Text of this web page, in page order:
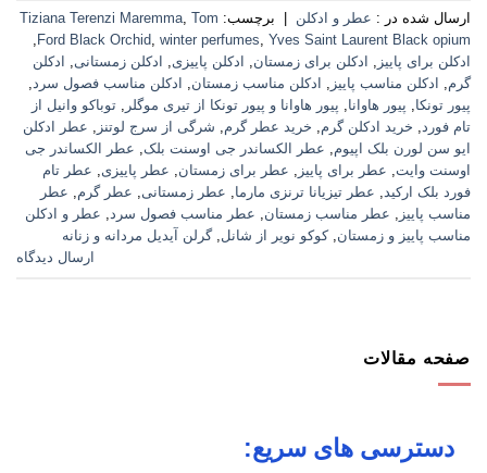
ارسال شده در : عطر و ادکلن برچسب: Tiziana Terenzi Maremma, Tom
Ford Black Orchid, winter perfumes, Yves Saint Laurent Black opium
,
ادکلن برای پاییز , ادکلن برای زمستان, ادکلن پاییزی, ادکلن زمستانی,
ادکلن
گرم, ادکلن مناسب پاییز , ادکلن مناسب زمستان, ادکلن مناسب فصول سرد,
پیور تونکا, پیور هاوانا, پیور هاوانا و پیور تونکا از تیری موگلر , توباکو وانیل از
تام فورد, خرید ادکلن گرم, خرید عطر گرم, شرگی از سرج لوتنز , عطر ادکلن
ایو سن لورن بلک اپیوم, عطر الکساندر جی اوسنت بلک, عطر الکساندر جی
اوسنت وایت, عطر برای پاییز , عطر برای زمستان, عطر پاییزی, عطر تام
فورد بلک ارکید, عطر تیزیانا ترنزی مارما, عطر زمستانی, عطر گرم, عطر
مناسب پاییز , عطر مناسب زمستان, عطر مناسب فصول سرد, عطر و ادکلن
مناسب پاییز و زمستان,کوکو نویر از شانل,گرلن آیدیل مردانه و زنانه
ارسال دیدگاه
صفحه مقالات
دسترسی های سریع: